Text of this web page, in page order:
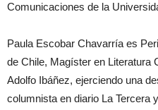
Comunicaciones de la
Paula Escobar Chavarría es
de Chile, Magíster en Literatura
Adolfo Ibáñez, ejerciendo una
columnista en diario La Tercera